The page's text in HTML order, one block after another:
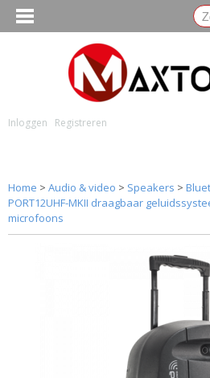
Inloggen Registreren
Home > Audio & video > Speakers >
PORT12UHF-MKII draagbaar
microfoons